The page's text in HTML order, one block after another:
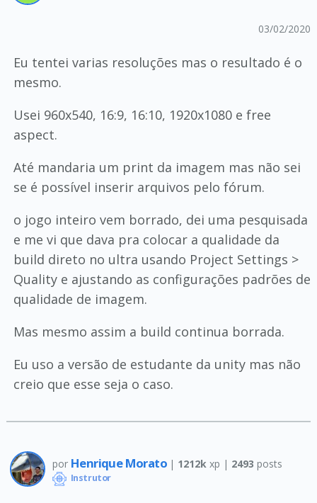
03/02/2020
Eu tentei varias resoluções mas o resultado é o
mesmo.
Usei 960x540, 16:9, 16:10, 1920x1080 e free
aspect.
Até mandaria um print da imagem mas não sei
se é possível inserir arquivos pelo fórum.
o jogo inteiro vem borrado, dei uma pesquisada
e me vi que dava pra colocar a qualidade da
build direto no ultra usando Project Settings >
Quality e ajustando as configurações padrões de
qualidade de imagem.
Mas mesmo assim a build continua borrada.
Eu uso a versão de estudante da unity mas não
creio que esse seja o caso.
por Henrique Morato | 1212k xp | 2493 posts
Instrutor